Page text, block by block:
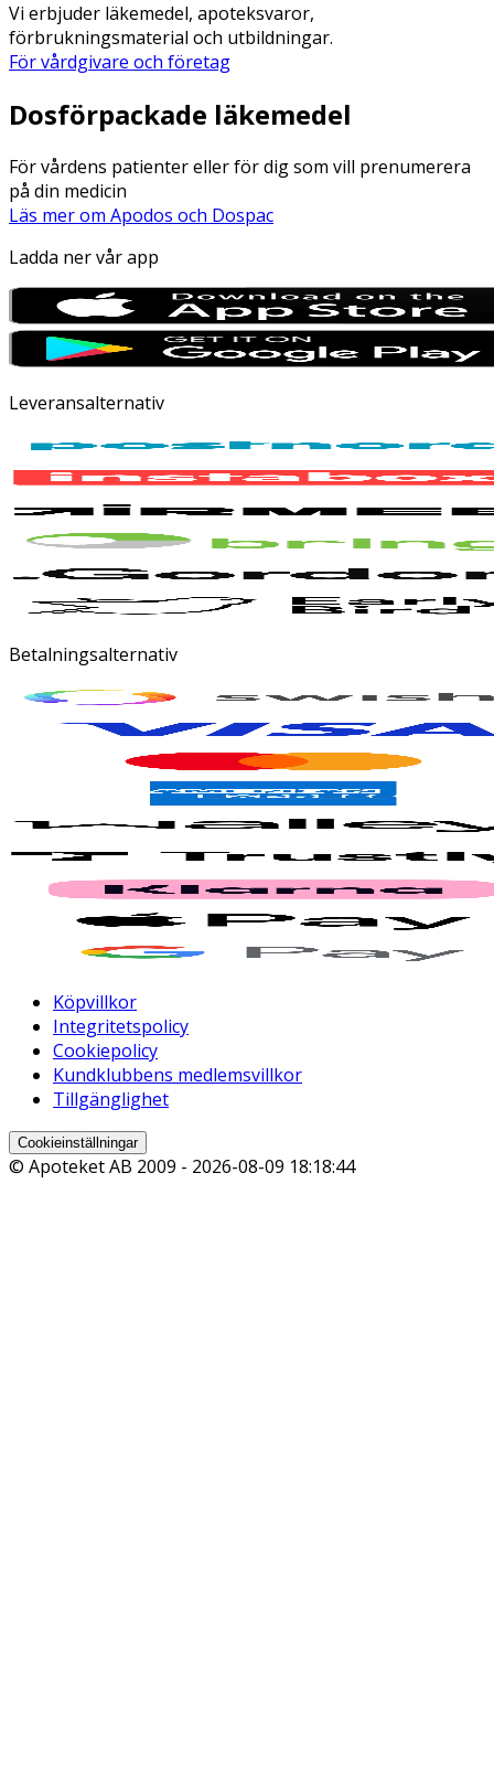
Vi erbjuder läkemedel, apoteksvaror,
förbrukningsmaterial och utbildningar.
För vårdgivare och företag
Dosförpackade läkemedel
För vårdens patienter eller för dig som vill prenumerera
på din medicin
Läs mer om Apodos och Dospac
Ladda ner vår app
Leveransalternativ
Betalningsalternativ
Köpvillkor
Integritetspolicy
Cookiepolicy
Kundklubbens medlemsvillkor
Tillgänglighet
Cookieinställningar
© Apoteket AB 2009 - 2026-08-09 18:18:44